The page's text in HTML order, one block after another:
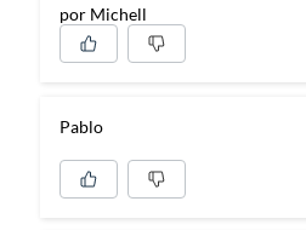
por Michell
Pablo